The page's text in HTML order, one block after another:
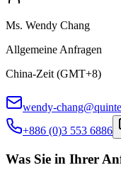
Ms. Wendy Chang
Allgemeine Anfragen
China-Zeit (GMT+8)
wendy-
+886 (0)3 553 6886
Was Sie in Ihrer